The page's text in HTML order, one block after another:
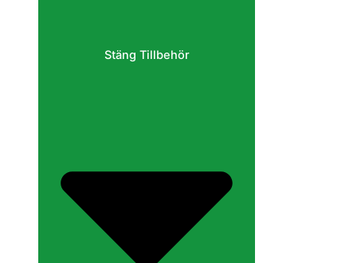
Stäng Tillbehör